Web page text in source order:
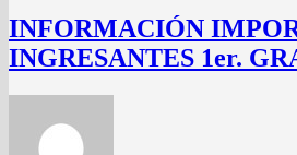
INFORMACIÓN
INGRESANTES 1er.